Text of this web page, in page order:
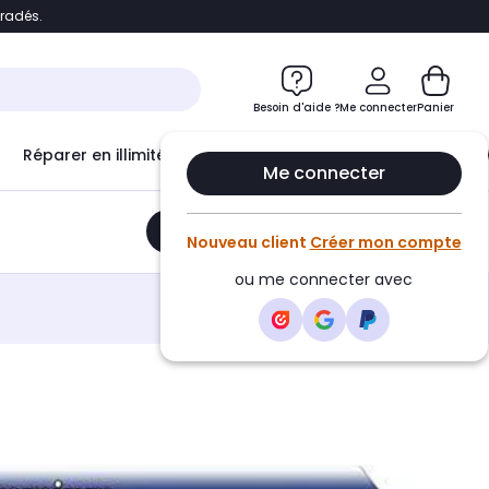
Accéder directement au chatbot
Besoin d'aide ?Me connecter
Me connecter
Nouveau client Créer mon compte
ou me connecter avec
Panier
Réparer en illimité avec Le Club Infinity
Ajouter au panier